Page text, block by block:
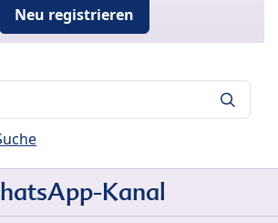
Neu registrieren
Kanal